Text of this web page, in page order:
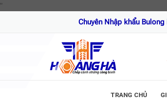
"
Chuyên Nhập khẩu Bulong inox,
TRANG CHỦ